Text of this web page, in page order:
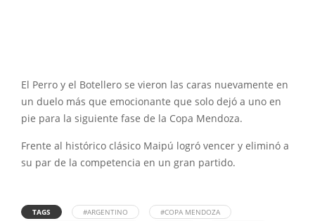
El Perro y el Botellero se vieron las caras nuevamente en
un duelo más que emocionante que solo dejó a uno en
pie para la siguiente fase de la Copa Mendoza.
Frente al histórico clásico Maipú logró vencer y eliminó a
su par de la competencia en un gran partido.
TAGS #ARGENTINO
#COPA MENDOZA